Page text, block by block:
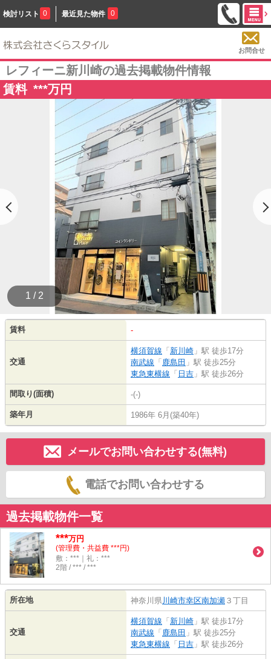
検討リスト 0 最近見た物件 0
お問合せ
レフィーニ新川崎の過去掲載物件情報
賃料 ***万円
1 / 2
賃料 -
交通
横須賀線 「 新川崎 」駅 徒歩17分
南武線 「 鹿島田 」駅 徒歩25分
東急東横線 「 日吉 」駅 徒歩26分
間取り(面積) -(-)
築年月 1986年 6月(築40年)
メールでお問い合わせする(無料)
電話でお問い合わせする
過去掲載物件一覧
***万円
(管理費・共益費 ***円)
敷：***｜礼：***
2階 / *** / ***
所在地 神奈川県川崎市幸区南加瀬 ３丁目
交通
横須賀線 「 新川崎 」駅 徒歩17分
南武線 「 鹿島田 」駅 徒歩25分
東急東横線 「 日吉 」駅 徒歩26分